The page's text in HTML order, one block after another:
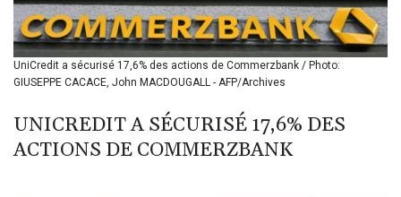
BYR 22660.258427
BZD 2.318271
CAD 1.61333
CDF 2615.761404
CHF 0.934181
CLP 1056.199727
CNY 7.801146
UniCredit a sécurisé 17,6% des actions de Commerzbank / Photo:
GIUSEPPE CACACE, John MACDOUGALL - AFP/Archives
UNICREDIT A SÉCURISÉ 17,6% DES
ACTIONS DE COMMERZBANK